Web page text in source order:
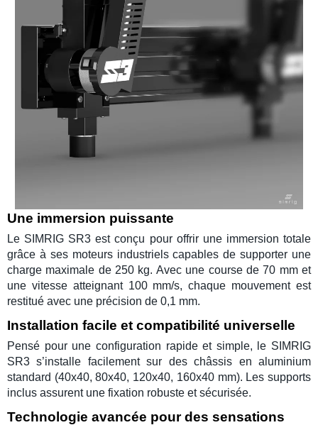
Une immersion puissante
Le SIMRIG SR3 est conçu pour offrir une immersion totale
grâce à ses moteurs industriels capables de supporter une
charge maximale de 250 kg. Avec une course de70 mmet
une vitesse atteignant 100 mm/s, chaque mouvement est
restitué avec une précision de 0,1 mm.
Installation facile et compatibilité universelle
Pensé pour une configuration rapide et simple, le SIMRIG
SR3 s’installe facilement sur deschâssis en aluminium
standard (40x40, 80x40, 120x40, 160x40 mm). Les supports
inclus assurent une fixation robuste et sécurisée.
Technologie avancée pour des sensations